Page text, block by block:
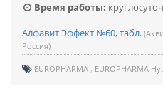
Время работы:
Алфавит Эффект №60, табл.
Россия)
EUROPHARMA EUROPHARMA